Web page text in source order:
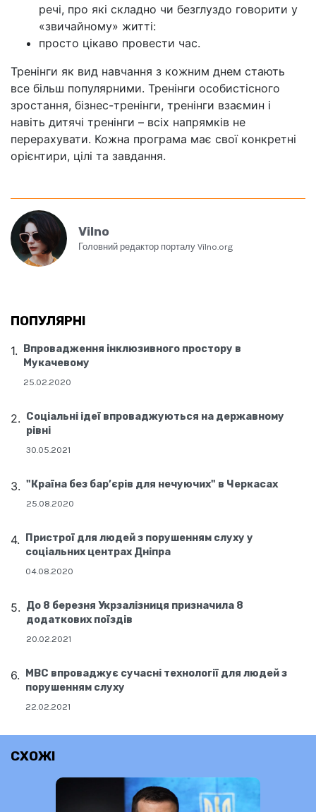
речі, про які складно чи безглуздо говорити у
«звичайному» житті:
просто цікаво провести час.
Тренінги як вид навчання з кожним днем стають
все більш популярними. Тренінги особистісного
зростання, бізнес-тренінги, тренінги взаємин і
навіть дитячі тренінги – всіх напрямків не
перерахувати. Кожна програма має свої конкретні
орієнтири, цілі та завдання.
Vilno
Головний редактор порталу Vilno.org
ПОПУЛЯРНІ
Впровадження інклюзивного простору в
Мукачевому
25.02.2020
Соціальні ідеї впроваджуються на державному
рівні
30.05.2021
"Країна без бар’єрів для нечуючих" в Черкасах
25.08.2020
Пристрої для людей з порушенням слуху у
соціальних центрах Дніпра
04.08.2020
До 8 березня Укрзалізниця призначила 8
додаткових поїздів
20.02.2021
МВС впроваджує сучасні технології для людей з
порушенням слуху
22.02.2021
СХОЖІ